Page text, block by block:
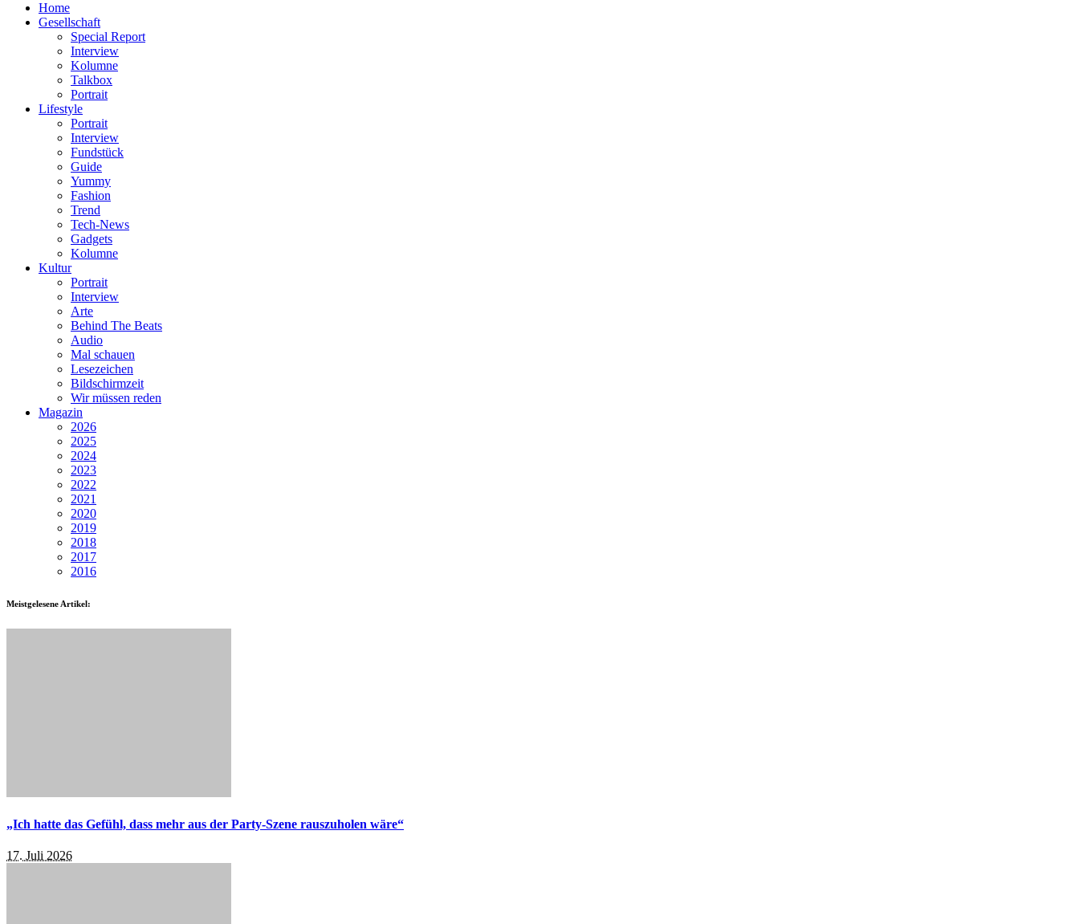
Home
Gesellschaft
Special Report
Interview
Kolumne
Talkbox
Portrait
Lifestyle
Portrait
Interview
Fundstück
Guide
Yummy
Fashion
Trend
Tech-News
Gadgets
Kolumne
Kultur
Portrait
Interview
Arte
Behind The Beats
Audio
Mal schauen
Lesezeichen
Bildschirmzeit
Wir müssen reden
Magazin
2026
2025
2024
2023
2022
2021
2020
2019
2018
2017
2016
Meistgelesene Artikel:
„Ich hatte das Gefühl, dass mehr aus der Party-Szene rauszuholen wäre“
17. Juli 2026